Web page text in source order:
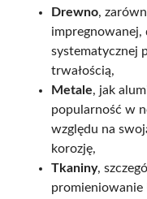
Drewno,
impregnowanej,
systematycznej
trwałością,
Metale, jak
popularność w
względu na
korozję,
Tkaniny,
promieniowanie